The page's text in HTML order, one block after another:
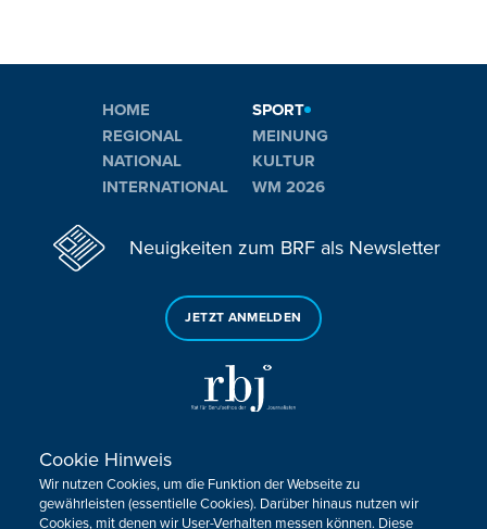
HOME
REGIONAL
NATIONAL
INTERNATIONAL
SPORT
MEINUNG
KULTUR
WM 2026
Neuigkeiten zum BRF als Newsletter
JETZT ANMELDEN
Sie haben noch Fragen oder Anmerkungen?
KONTAKTIEREN SIE UNS!
Cookie Hinweis
Wir nutzen Cookies, um die Funktion der Webseite zu
gewährleisten (essentielle Cookies). Darüber hinaus nutzen wir
Cookies, mit denen wir User-Verhalten messen können. Diese